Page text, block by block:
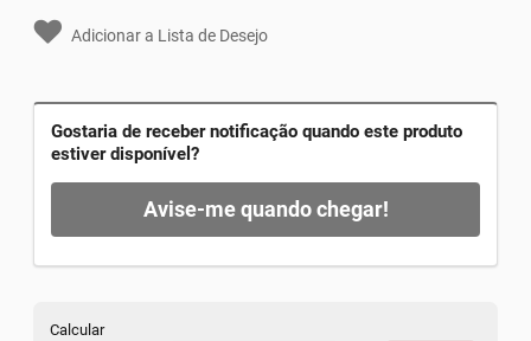
Adicionar a Lista de Desejo
Gostaria de receber notificação quando este produto
estiver disponível?
Avise-me quando chegar!
Calcular